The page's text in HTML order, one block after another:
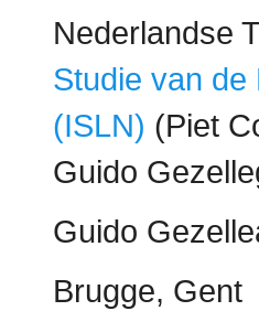
Nederlandse
Studie van de
(ISLN) (Piet
Guido
Guido
Brugge, Gent